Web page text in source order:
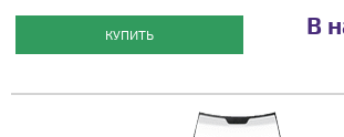
КУПИТЬ В